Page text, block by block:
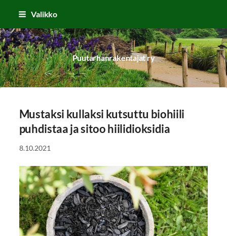
Siirry
sisältöön
Valikko
Puutarhanrakentajat ry
Mustaksi kullaksi kutsuttu biohiili
puhdistaa ja sitoo hiilidioksidia
8.10.2021